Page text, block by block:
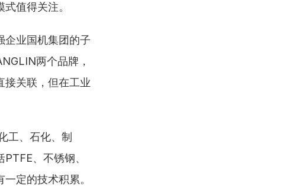
值得关注。
企业国机集团的子
两个品牌，
接关联，但在工业
工、石化、制
、不锈钢、
定的技术积累。